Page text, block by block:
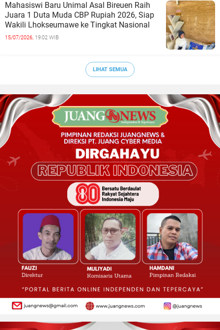
Mahasiswi Baru Unimal Asal Bireuen Raih
Juara 1 Duta Muda CBP Rupiah 2026, Siap
Wakili Lhokseumawe ke Tingkat Nasional
15/07/2026, 19:02 WIB
LIHAT SEMUA